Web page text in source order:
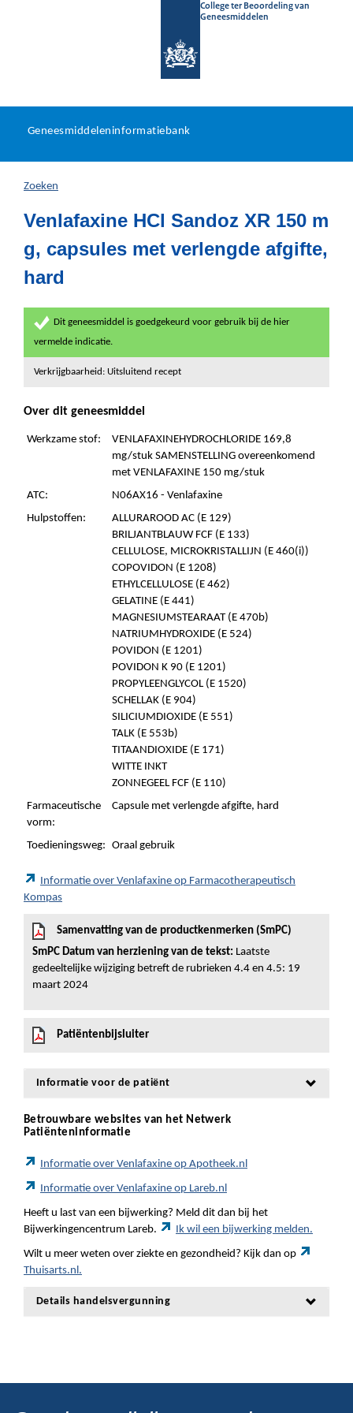
College ter Beoordeling van
Geneesmiddelen
U
hier:
Geneesmiddeleninformatiebank
Zoeken
Venlafaxine HCl Sandoz XR 150 m
g, capsules met verlengde afgifte,
hard
Dit geneesmiddel is goedgekeurd voor gebruik bij de hier
vermelde indicatie.
Verkrijgbaarheid: Uitsluitend recept
Over dit geneesmiddel
Werkzame stof:
VENLAFAXINEHYDROCHLORIDE 169,8
mg/stuk SAMENSTELLING overeenkomend
met VENLAFAXINE 150 mg/stuk
ATC:
N06AX16 - Venlafaxine
Hulpstoffen:
ALLURAROOD AC (E 129)
BRILJANTBLAUW FCF (E 133)
CELLULOSE, MICROKRISTALLIJN (E 460(i))
COPOVIDON (E 1208)
ETHYLCELLULOSE (E 462)
GELATINE (E 441)
MAGNESIUMSTEARAAT (E 470b)
NATRIUMHYDROXIDE (E 524)
POVIDON (E 1201)
POVIDON K 90 (E 1201)
PROPYLEENGLYCOL (E 1520)
SCHELLAK (E 904)
SILICIUMDIOXIDE (E 551)
TALK (E 553b)
TITAANDIOXIDE (E 171)
WITTE INKT
ZONNEGEEL FCF (E 110)
Farmaceutische
vorm:
Capsule met verlengde afgifte, hard
Toedieningsweg: Oraal gebruik
Informatie over Venlafaxine op Farmacotherapeutisch
Kompas
Samenvatting van de productkenmerken (SmPC)
SmPC Datum van herziening van de tekst: Laatste
gedeeltelijke wijziging betreft de rubrieken 4.4 en 4.5: 19
maart 2024
Patiëntenbijsluiter
Informatie voor de patiënt
Betrouwbare websites van het Netwerk
Patiënteninformatie
Informatie over Venlafaxine op Apotheek.nl
Informatie over Venlafaxine op Lareb.nl
Heeft u last van een bijwerking? Meld dit dan bij het
Bijwerkingencentrum Lareb.
Ik wil een bijwerking melden.
Wilt u meer weten over ziekte en gezondheid? Kijk dan op
Thuisarts.nl.
Details handelsvergunning